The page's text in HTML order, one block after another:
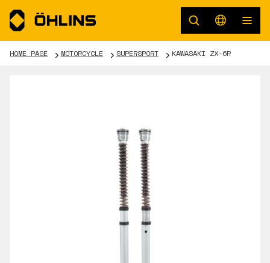
HOME PAGE MOTORCYCLE SUPERSPORT KAWASAKI ZX-6R